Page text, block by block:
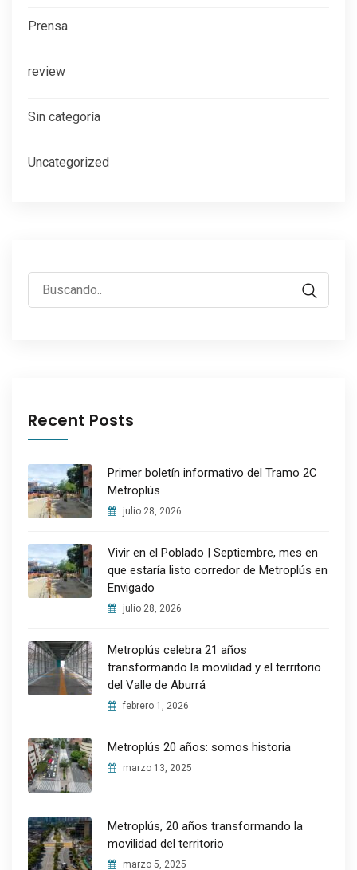
Prensa
review
Sin categoría
Uncategorized
Buscar:
Recent Posts
Primer boletín informativo del Tramo 2C
Metroplús
julio 28, 2026
Vivir en el Poblado | Septiembre, mes en
que estaría listo corredor de Metroplús en
Envigado
julio 28, 2026
Metroplús celebra 21 años
transformando la movilidad y el territorio
del Valle de Aburrá
febrero 1, 2026
Metroplús 20 años: somos historia
marzo 13, 2025
Metroplús, 20 años transformando la
movilidad del territorio
marzo 5, 2025